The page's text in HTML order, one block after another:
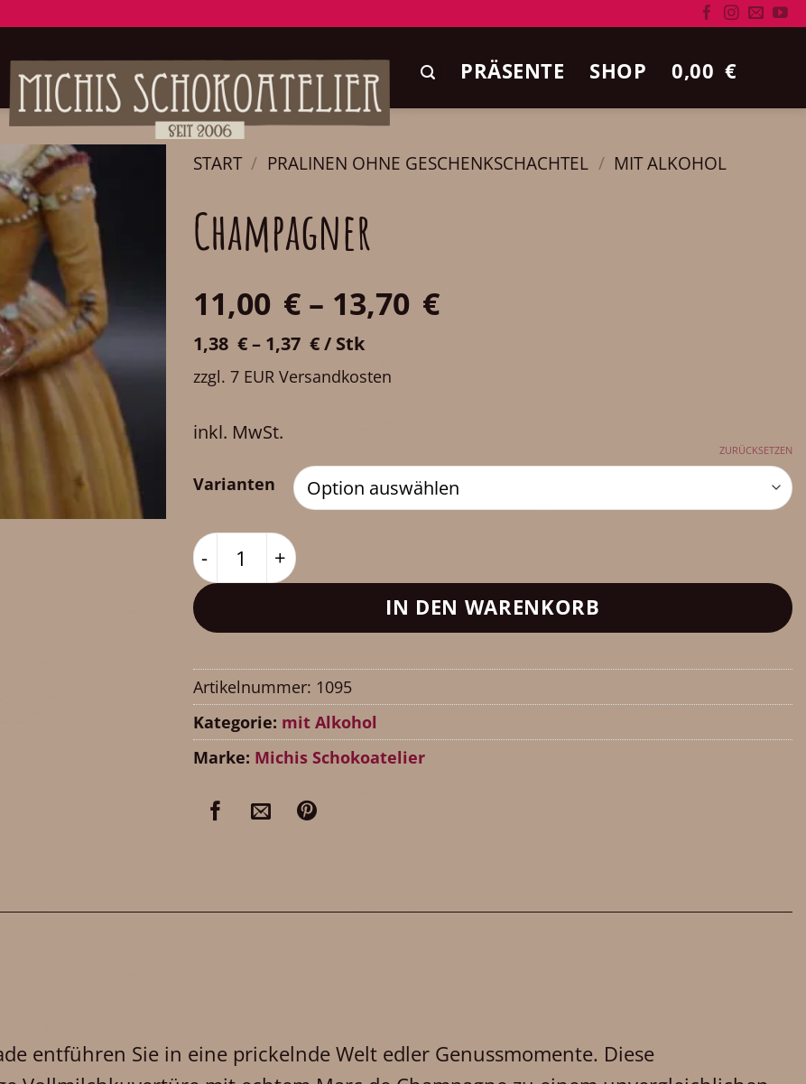
PRÄSENTE SHOP 0,00 €
START / PRALINEN OHNE GESCHENKSCHACHTEL / MIT ALKOHOL
Champagner
11,00 €– 13,70 €
1,38 €– 1,37 €/ Stk
zzgl. 7 EUR Versandkosten
inkl. MwSt.
Varianten
ZURÜCKSETZEN
Champagner Menge
IN DEN WARENKORB
Artikelnummer: 1095
Kategorie: mit Alkohol
Marke: Michis Schokoatelier
entführen Sie in eine prickelnde Welt edler Genussmomente. Diese